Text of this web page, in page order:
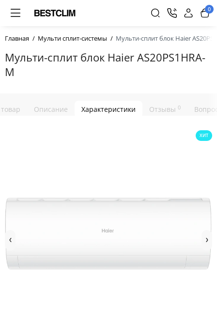
0
Главная Мульти сплит-системы Мульти-сплит блок Haier
Мульти-сплит блок Haier AS20PS1HRA-
M
Описание Характеристики Отзывы 0
ХИТ